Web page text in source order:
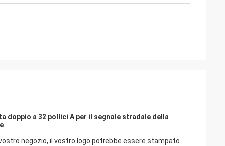
doppio a 32 pollici A per il segnale stradale della
negozio, il vostro logo potrebbe essere stampato